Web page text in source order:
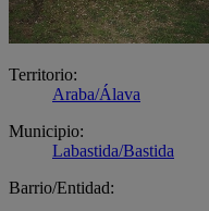
Territorio:
Araba/Álava
Municipio:
Labastida/Bastida
Barrio/Entidad: